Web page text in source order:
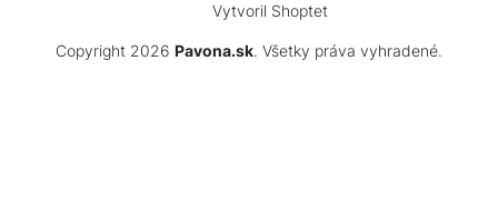
Vytvoril Shoptet
Copyright 2026 Pavona.sk. Všetky práva vyhradené.